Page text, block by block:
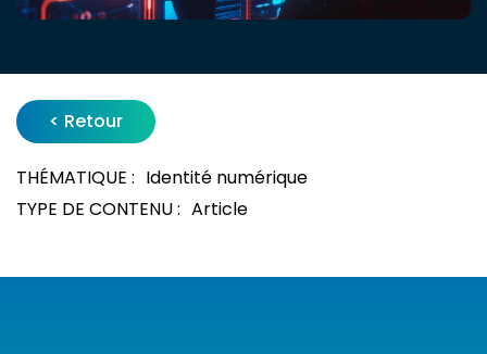
< Retour
THÉMATIQUE : Identité numérique
TYPE DE CONTENU : Article